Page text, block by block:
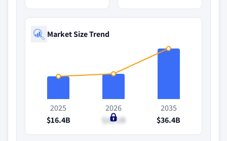
Market Size Trend
2025
$16.4B
2026
$18.1B
2035
$36.4B